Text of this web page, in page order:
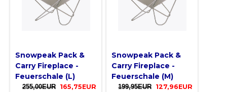
Snowpeak Pack &
Carry Fireplace -
Feuerschale (L)
255,00EUR 165,75EUR
Snowpeak Pack &
Carry Fireplace -
Feuerschale (M)
199,95EUR 127,96EUR